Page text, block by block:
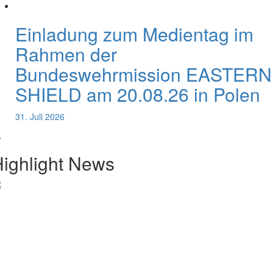
Einladung zum Medientag im
Rahmen der
Bundeswehrmission EASTERN
SHIELD am 20.08.26 in Polen
31. Juli 2026
News